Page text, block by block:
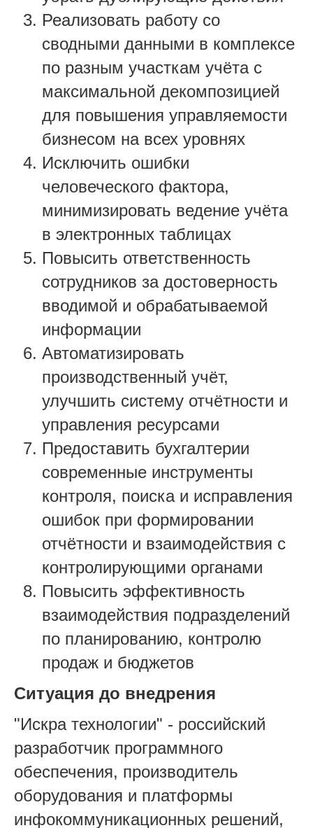
Реализовать работу со
сводными данными в комплексе
по разным участкам учёта с
максимальной декомпозицией
для повышения управляемости
бизнесом на всех уровнях
Исключить ошибки
человеческого фактора,
минимизировать ведение учёта
в электронных таблицах
Повысить ответственность
сотрудников за достоверность
вводимой и обрабатываемой
информации
Автоматизировать
производственный учёт,
улучшить систему отчётности и
управления ресурсами
Предоставить бухгалтерии
современные инструменты
контроля, поиска и исправления
ошибок при формировании
отчётности и взаимодействия с
контролирующими органами
Повысить эффективность
взаимодействия подразделений
по планированию, контролю
продаж и бюджетов
Ситуация до внедрения
"Искра технологии" - российский
разработчик программного
обеспечения, производитель
оборудования и платформы
инфокоммуникационных решений,